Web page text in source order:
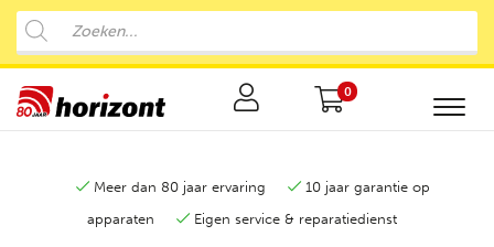
0
Meer dan 80 jaar ervaring
10 jaar garantie op
apparaten
Eigen service & reparatiedienst